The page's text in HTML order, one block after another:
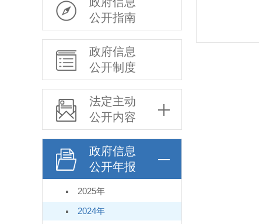
公开指南
政府信息
公开制度
法定主动
公开内容
政府信息
公开年报
2025年
2024年